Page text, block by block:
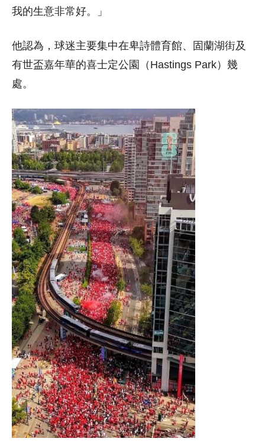
我的生意非常好。」
他認為，球迷主要集中在卑詩體育館、固蘭湖街及
有世盃嘉年華的喜士定公園（Hastings Park）幾
處。